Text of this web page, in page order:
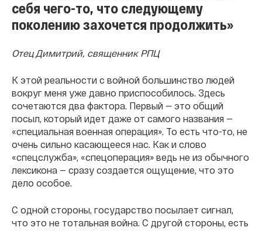
себя чего-то, что следующему
поколению захочется продолжить»
Отец Димитрий, священник РПЦ
К этой реальности с войной большинство людей
вокруг меня уже давно приспособилось. Здесь
сочетаются два фактора. Первый — это общий
посыл, который идет даже от самого названия —
«специальная военная операция». То есть что-то, не
очень сильно касающееся нас. Как и слово
«спецслужба», «спецоперация» ведь не из обычного
лексикона — сразу создается ощущение, что это
дело особое.
С одной стороны, государство посылает сигнал,
что это не тотальная война. С другой стороны, есть